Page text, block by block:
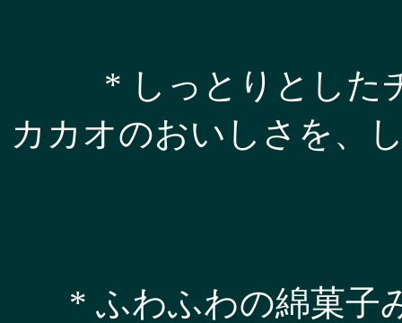
* しっとりとした
カカオのおいしさを、
* ふわふわの綿菓子